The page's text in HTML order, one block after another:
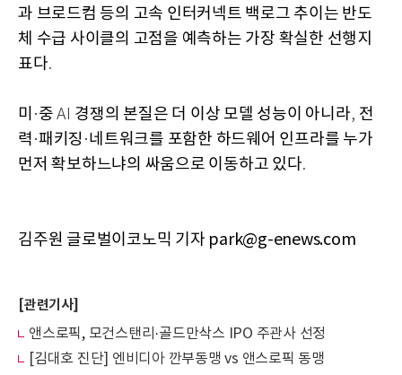
과 브로드컴 등의 고속 인터커넥트 백로그 추이는 반도
체 수급 사이클의 고점을 예측하는 가장 확실한 선행지
표다.
미 ·중AI 경쟁의 본질은 더 이상 모델 성능이 아니라, 전
력 ·패키징 ·네트워크를 포함한 하드웨어 인프라를 누가
먼저 확보하느냐의 싸움으로 이동하고 있다.
김주원 글로벌이코노믹 기자 park@g-enews.com
[관련기사]
앤스로픽, 모건스탠리·골드만삭스 IPO 주관사 선정
[김대호 진단] 엔비디아 깐부동맹 vs 앤스로픽 동맹